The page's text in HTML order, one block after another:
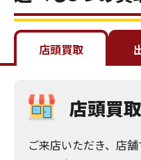
店頭買取
店頭買取
ご来店いただき、店